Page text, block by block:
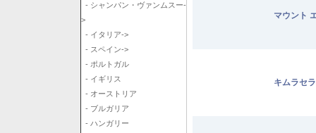
- シャンパン・ヴァンムスー-
>
- イタリア->
- スペイン->
- ポルトガル
- イギリス
- オーストリア
- ブルガリア
- ハンガリー
マウント
キムラセ